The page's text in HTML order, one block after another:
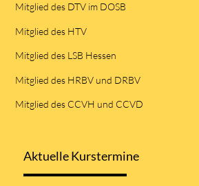
Mitglied des DTV im DOSB
Mitglied des HTV
Mitglied des LSB Hessen
Mitglied des HRBV und DRBV
Mitglied des CCVH und CCVD
Aktuelle Kurstermine